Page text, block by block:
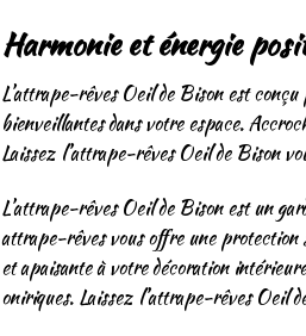
Harmonie et énergie
L’attrape-rêves Oeil de Bison est
bienveillantes dans votre espace.
Laissez l’attrape-rêves Oeil de Bison
L’attrape-rêves Oeil de Bison est un
attrape-rêves vous offre une protection
et apaisante à votre décoration
oniriques. Laissez l’attrape-rêves Oeil